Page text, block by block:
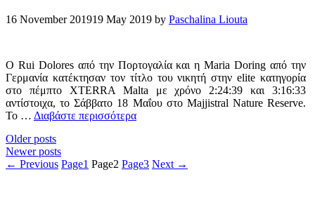
16 November 201919 May 2019 by Paschalina Liouta
Ο Rui Dolores από την Πορτογαλία και η Maria Doring από την
Γερμανία κατέκτησαν τον τίτλο του νικητή στην elite κατηγορία
στο πέμπτο XTERRA Malta με χρόνο 2:24:39 και 3:16:33
αντίστοιχα, το Σάββατο 18 Μαΐου στο Majjistral Nature Reserve.
Το … Διαβάστε περισσότερα
Older posts
Newer posts
← Previous Page1 Page2 Page3 Next →